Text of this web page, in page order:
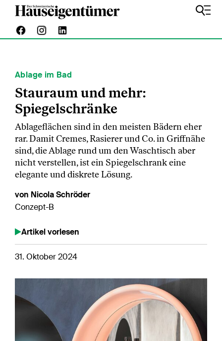
Ablage im Bad
Stauraum und mehr:
Spiegelschränke
Ablageflächen sind in den meisten Bädern eher
rar. Damit Cremes, Rasierer und Co. in Griffnähe
sind, die Ablage rund um den Waschtisch aber
nicht verstellen, ist ein Spiegelschrank eine
elegante und diskrete Lösung.
von Nicola Schröder
Conzept-B
Artikel vorlesen
31. Oktober 2024